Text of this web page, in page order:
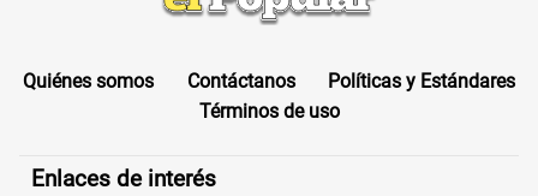
Quiénes somos Contáctanos
Políticas y Estándares
Términos de uso
Enlaces de interés